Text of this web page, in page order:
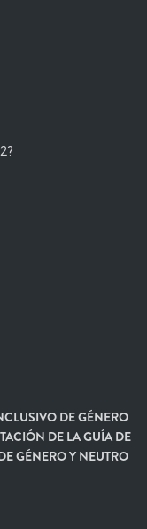
DE GÉNERO
DE LA GUÍA DE
GÉNERO Y NEUTRO